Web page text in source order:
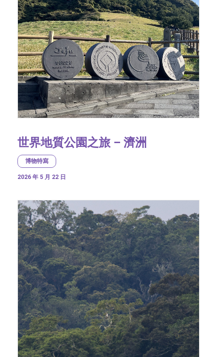
世界地質公園之旅 – 濟洲
博物特寫
2026 年 5 月 22 日